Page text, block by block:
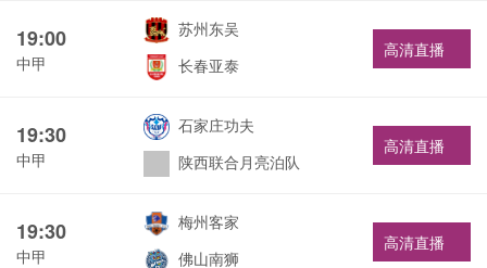
19:00
中甲
苏州东吴
长春亚泰
高清直播
19:30
中甲
石家庄功夫
陕西联合月亮泊队
高清直播
19:30
中甲
梅州客家
佛山南狮
高清直播